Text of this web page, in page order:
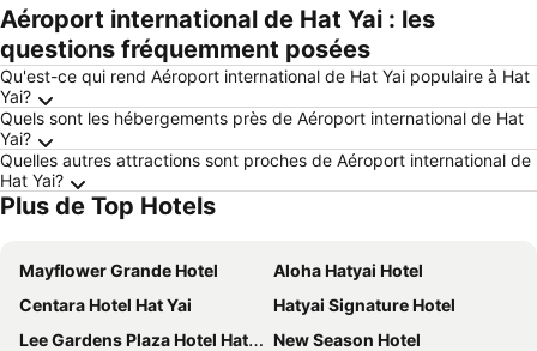
Aéroport international de Hat Yai : les
questions fréquemment posées
Qu'est-ce qui rend Aéroport international de Hat Yai populaire à Hat
Yai?
Quels sont les hébergements près de Aéroport international de Hat
Yai?
Quelles autres attractions sont proches de Aéroport international de
Hat Yai?
Plus de Top Hotels
Mayflower Grande Hotel
Aloha Hatyai Hotel
Centara Hotel Hat Yai
Hatyai Signature Hotel
Lee Gardens Plaza Hotel Hat Yai
New Season Hotel